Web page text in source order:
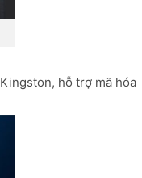
hỗ trợ mã hóa